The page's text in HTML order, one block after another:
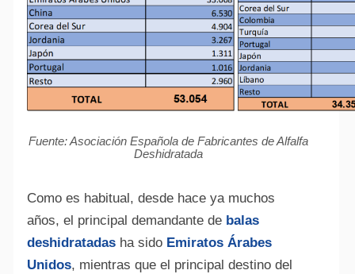
Fuente: Asociación Española de Fabricantes de Alfalfa
Deshidratada
Como es habitual, desde hace ya muchos
años, el principal demandante de balas
deshidratadasha sido Emiratos Árabes
Unidos, mientras que el principal destino del